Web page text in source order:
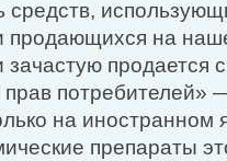
средств,
продающихся на
зачастую продается
потребителей»
на иностранном
препараты